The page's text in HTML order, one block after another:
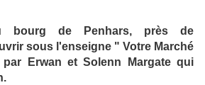
bourg de Penhars, près de
sous l'enseigne " Votre Marché
Erwan et Solenn Margate qui